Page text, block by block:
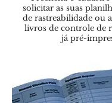
solicitar as suas
de rastreabilidade ou
livros de controle de
já pré-